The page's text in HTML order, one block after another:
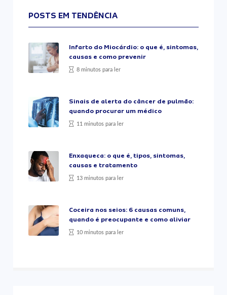
POSTS EM TENDÊNCIA
Infarto do Miocárdio: o que é, sintomas,
causas e como prevenir
8 minutos para ler
Sinais de alerta do câncer de pulmão:
quando procurar um médico
11 minutos para ler
Enxaqueca: o que é, tipos, sintomas,
causas e tratamento
13 minutos para ler
Coceira nos seios: 6 causas comuns,
quando é preocupante e como aliviar
10 minutos para ler